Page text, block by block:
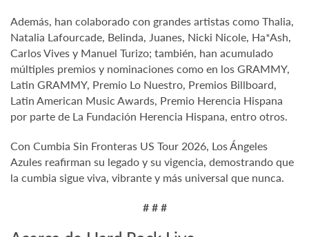
Además, han colaborado con grandes artistas como Thalia,
Natalia Lafourcade, Belinda, Juanes, Nicki Nicole, Ha*Ash,
Carlos Vives y Manuel Turizo; también, han acumulado
múltiples premios y nominaciones como en los GRAMMY,
Latin GRAMMY, Premio Lo Nuestro, Premios Billboard,
Latin American Music Awards, Premio Herencia Hispana
por parte de La Fundación Herencia Hispana, entro otros.
Con Cumbia Sin Fronteras US Tour 2026, Los Ángeles
Azules reafirman su legado y su vigencia, demostrando que
la cumbia sigue viva, vibrante y más universal que nunca.
# # #